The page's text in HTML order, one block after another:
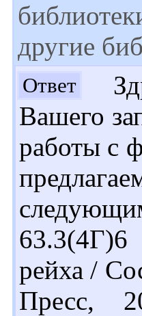
другие
Ответ
Вашего
работы с
63.3(4Г)6
рейха /
Пресс,